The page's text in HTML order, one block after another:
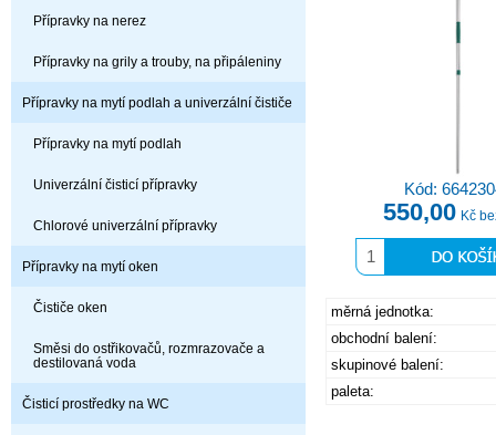
Přípravky na nerez
Přípravky na grily a trouby, na připáleniny
Přípravky na mytí podlah a univerzální čističe
Přípravky na mytí podlah
Univerzální čisticí přípravky
Chlorové univerzální přípravky
Přípravky na mytí oken
Čističe oken
Směsi do ostřikovačů, rozmrazovače a
destilovaná voda
Čisticí prostředky na WC
Kód:
550,00 Kč
měrná jednotka:
obchodní balení:
skupinové balení:
paleta: